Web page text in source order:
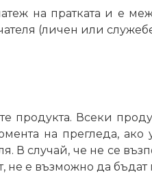
на пратката и е
(личен или
продукта. Всеки
на прегледа, ако
В случай, че не се
не е възможно да